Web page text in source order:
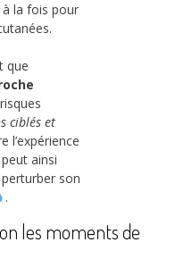
la fois pour
que
ciblés et
l’expérience
ainsi
son
.
les moments de